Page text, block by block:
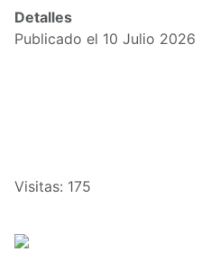
Detalles
Publicado el 10 Julio 2026
Visitas: 175